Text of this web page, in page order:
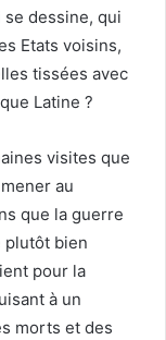
dessine, qui
Etats voisins,
tissées avec
Latine ?
visites que
au
que la guerre
plutôt bien
pour la
à un
morts et des